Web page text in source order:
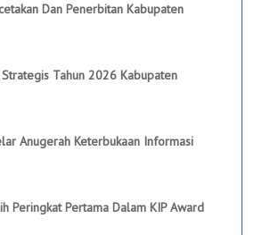
Dan Penerbitan Kabupaten
Tahun 2026 Kabupaten
Anugerah Keterbukaan Informasi
Peringkat Pertama Dalam KIP Award